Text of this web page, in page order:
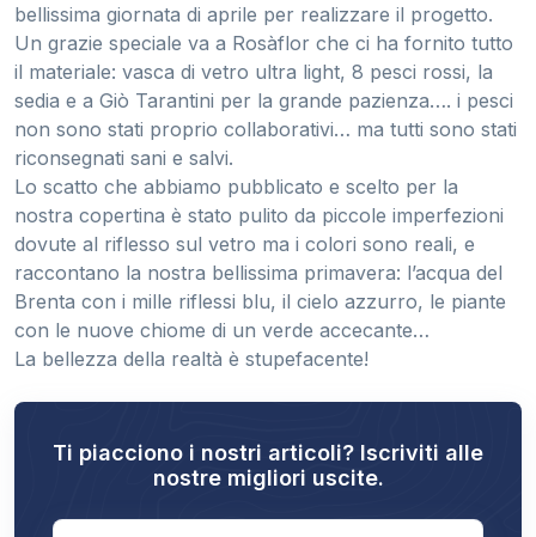
bellissima giornata di aprile per realizzare il progetto.
Un grazie speciale va a Rosàflor che ci ha fornito tutto
il materiale: vasca di vetro ultra light, 8 pesci rossi, la
sedia e a Giò Tarantini per la grande pazienza…. i pesci
non sono stati proprio collaborativi… ma tutti sono stati
riconsegnati sani e salvi.
Lo scatto che abbiamo pubblicato e scelto per la
nostra copertina è stato pulito da piccole imperfezioni
dovute al riflesso sul vetro ma i colori sono reali, e
raccontano la nostra bellissima primavera: l’acqua del
Brenta con i mille riflessi blu, il cielo azzurro, le piante
con le nuove chiome di un verde accecante…
La bellezza della realtà è stupefacente!
Ti piacciono i nostri articoli? Iscriviti alle
nostre migliori uscite.